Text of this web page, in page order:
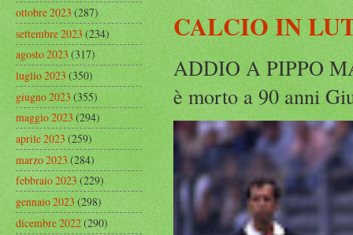
CALCIO IN
ADDIO A PIPPO
è morto a 90 anni
ottobre 2023(287)
settembre 2023(234)
agosto 2023(317)
luglio 2023(350)
giugno 2023(355)
maggio 2023(294)
aprile 2023(259)
marzo 2023(284)
febbraio 2023(229)
gennaio 2023(298)
dicembre 2022(290)